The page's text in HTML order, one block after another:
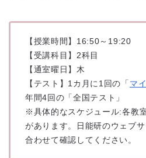
【授業時間】16:50～19:20
【受講科目】2科目
【通室曜日】木
【テスト】1カ月に1回の「 マ
年間4回の「全国テスト」
※具体的なスケジュール:各教
があります。日能研のウェブ
合わせて確認してください。